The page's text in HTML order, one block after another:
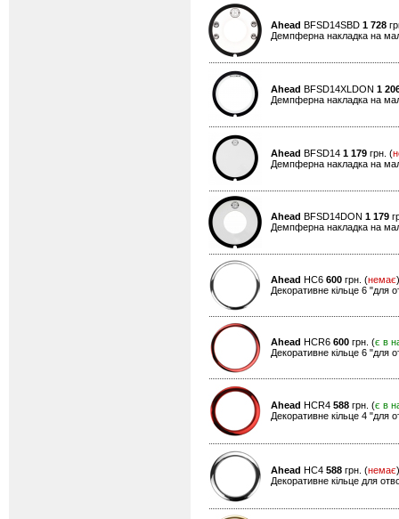
Ahead BFSD14SBD 1 728
Демпферна накладка на
Ahead BFSD14XLDON 1
Демпферна накладка на
Ahead BFSD14 1 179 грн. (
Демпферна накладка на
Ahead BFSD14DON 1 179
Демпферна накладка на
Ahead HC6 600 грн. (немає)
Декоративне кільце 6 "для
Ahead HCR6 600 грн. (є в
Декоративне кільце 6 "для
Ahead HCR4 588 грн. (є в
Декоративне кільце 4 "для
Ahead HC4 588 грн. (немає)
Декоративне кільце для